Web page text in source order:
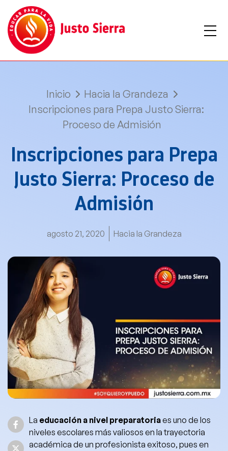
Inicio
Hacia la Grandeza
Inscripciones para Prepa Justo Sierra:
Proceso de Admisión
Inscripciones para Prepa
Justo Sierra: Proceso de
Admisión
agosto 21, 2020 Hacia la Grandeza
La educación a nivel preparatoriaes uno de los
niveles escolares más valiosos en la trayectoria
académica de un profesionista exitoso, pues en